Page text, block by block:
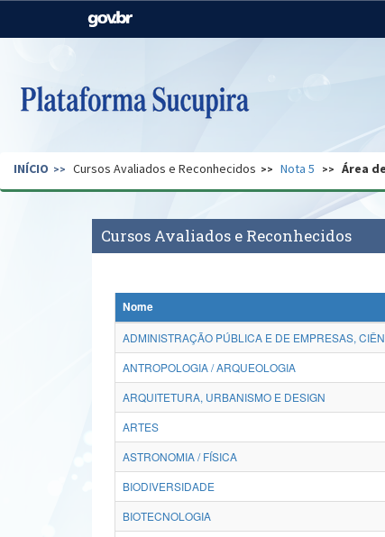
Casa Civil
Pecuária e Abastecimento
Secretaria de Governo Gabinete de Segurança
INÍCIO Cursos Avaliados e Reconhecidos Nota 5 Área
Cursos Avaliados e Reconhecidos
Nome
ADMINISTRAÇÃO PÚBLICA E DE EMPRESAS,
ANTROPOLOGIA / ARQUEOLOGIA
ARQUITETURA, URBANISMO E DESIGN
ARTES
ASTRONOMIA / FÍSICA
BIODIVERSIDADE
BIOTECNOLOGIA